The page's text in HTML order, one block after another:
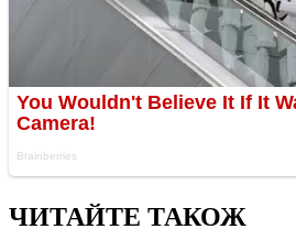
ЧИТАЙТЕ ТАКОЖ